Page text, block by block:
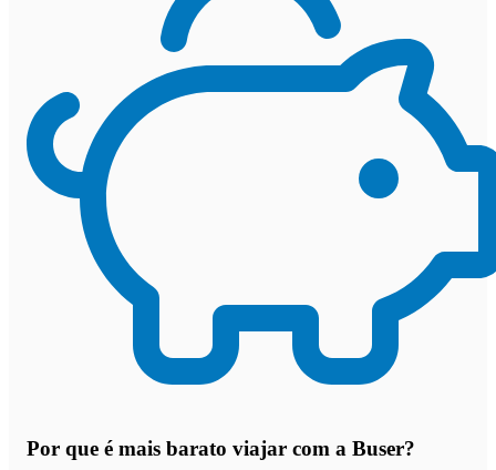
Por que é mais barato viajar com a Buser?